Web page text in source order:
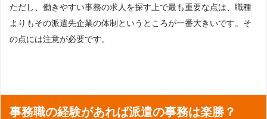
ただし、働きやすい事務の求人を探す上で最も重要な点は、職種
よりもその派遣先企業の体制というところが一番大きいです。そ
の点には注意が必要です。
事務職の経験があれば派遣の事務は楽勝？